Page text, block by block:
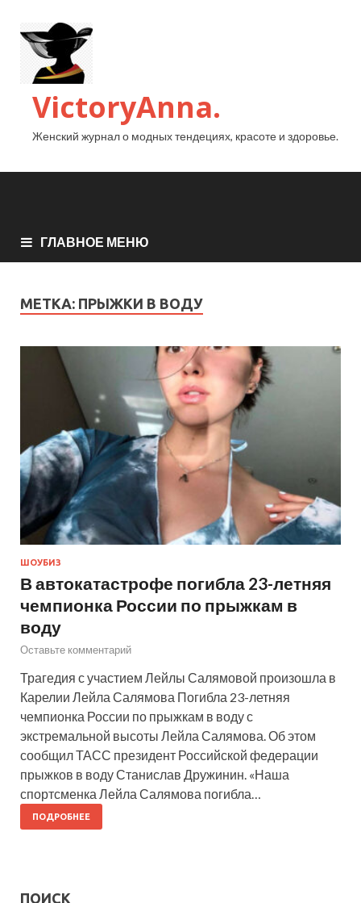
VictoryAnna.
Женский журнал о модных тендециях, красоте и здоровье.
ГЛАВНОЕ МЕНЮ
МЕТКА: ПРЫЖКИ В ВОДУ
ШОУБИЗ
В автокатастрофе погибла 23-летняя
чемпионка России по прыжкам в
воду
Оставьте комментарий
Трагедия с участием Лейлы Салямовой произошла в
Карелии Лейла Салямова Погибла 23-летняя
чемпионка России по прыжкам в воду с
экстремальной высоты Лейла Салямова. Об этом
сообщил ТАСС президент Российской федерации
прыжков в воду Станислав Дружинин. «Наша
спортсменка Лейла Салямова погибла…
ПОДРОБНЕЕ
ПОИСК